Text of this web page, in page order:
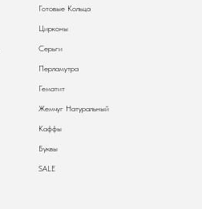
Готовые Кольца
Цирконы
Серьги
Перламутра
Гематит
Жемчуг Натуральный
Каффы
Буквы
SALE